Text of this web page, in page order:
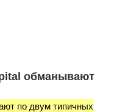
обманывают
по двум типичных